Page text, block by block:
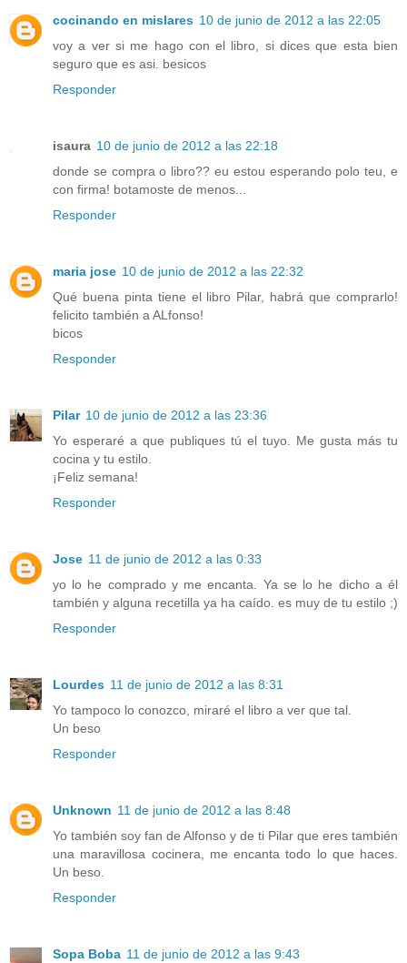
cocinando en mislares 10 de junio de 2012 a las 22:05
voy a ver si me hago con el libro, si dices que esta bien
seguro que es asi. besicos
Responder
isaura 10 de junio de 2012 a las 22:18
donde se compra o libro?? eu estou esperando polo teu, e
con firma! botamoste de menos...
Responder
maria jose 10 de junio de 2012 a las 22:32
Qué buena pinta tiene el libro Pilar, habrá que comprarlo!
felicito también a ALfonso!
bicos
Responder
Pilar 10 de junio de 2012 a las 23:36
Yo esperaré a que publiques tú el tuyo. Me gusta más tu
cocina y tu estilo.
¡Feliz semana!
Responder
Jose 11 de junio de 2012 a las 0:33
yo lo he comprado y me encanta. Ya se lo he dicho a él
también y alguna recetilla ya ha caído. es muy de tu estilo ;)
Responder
Lourdes 11 de junio de 2012 a las 8:31
Yo tampoco lo conozco, miraré el libro a ver que tal.
Un beso
Responder
Unknown 11 de junio de 2012 a las 8:48
Yo también soy fan de Alfonso y de ti Pilar que eres también
una maravillosa cocinera, me encanta todo lo que haces.
Un beso.
Responder
Sopa Boba 11 de junio de 2012 a las 9:43